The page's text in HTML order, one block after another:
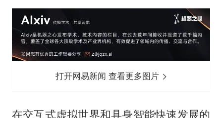
打开网易新闻 查看更多图片
在交互式虚拟世界和具身智能快速发展的